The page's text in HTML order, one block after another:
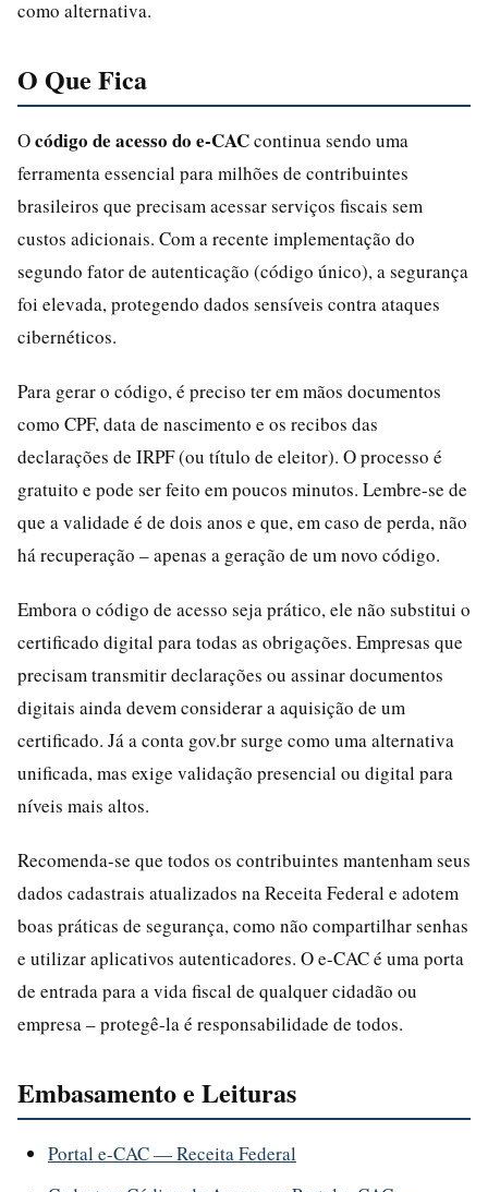
como alternativa.
O Que Fica
Ocódigo de acesso do e-CACcontinua sendo uma
ferramenta essencial para milhões de contribuintes
brasileiros que precisam acessar serviços fiscais sem
custos adicionais. Com a recente implementação do
segundo fator de autenticação (código único), a segurança
foi elevada, protegendo dados sensíveis contra ataques
cibernéticos.
Para gerar o código, é preciso ter em mãos documentos
como CPF, data de nascimento e os recibos das
declarações de IRPF (ou título de eleitor). O processo é
gratuito e pode ser feito em poucos minutos. Lembre-se de
que a validade é de dois anos e que, em caso de perda, não
há recuperação – apenas a geração de um novo código.
Embora o código de acesso seja prático, ele não substitui o
certificado digital para todas as obrigações. Empresas que
precisam transmitir declarações ou assinar documentos
digitais ainda devem considerar a aquisição de um
certificado. Já a conta gov.br surge como uma alternativa
unificada, mas exige validação presencial ou digital para
níveis mais altos.
Recomenda-se que todos os contribuintes mantenham seus
dados cadastrais atualizados na Receita Federal e adotem
boas práticas de segurança, como não compartilhar senhas
e utilizar aplicativos autenticadores. O e-CAC é uma porta
de entrada para a vida fiscal de qualquer cidadão ou
empresa – protegê-la é responsabilidade de todos.
Embasamento e Leituras
Portal e-CAC — Receita Federal